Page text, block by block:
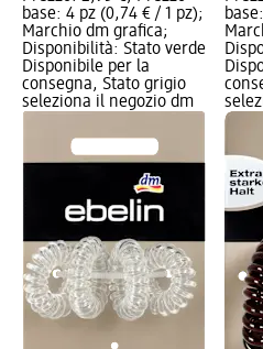
base: 4 pz (0,74 € / 1 pz);
Marchio dm grafica;
Disponibilità: Stato verde
Disponibile per la
consegna, Stato grigio
seleziona il negozio dm